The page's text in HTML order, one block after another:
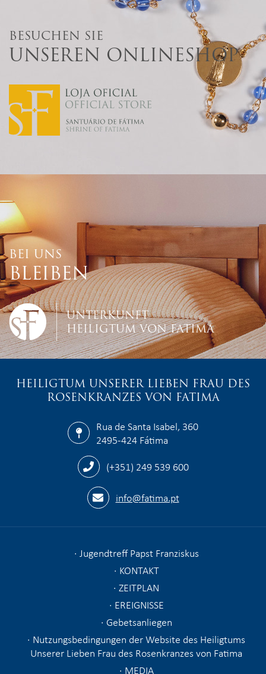
BESUCHEN SIE
UNSEREN ONLINESHOP
BEI UNS
BLEIBEN
UNTERKUNFT
HEILIGTUM VON FATIMA
HEILIGTUM UNSERER LIEBEN FRAU DES
ROSENKRANZES VON FATIMA
Rua de Santa Isabel, 360
2495-424 Fátima
(+351) 249 539 600
info@fatima.pt
Jugendtreff Papst Franziskus
KONTAKT
ZEITPLAN
EREIGNISSE
Gebetsanliegen
Nutzungsbedingungen der Website des Heiligtums
Unserer Lieben Frau des Rosenkranzes von Fatima
MEDIA